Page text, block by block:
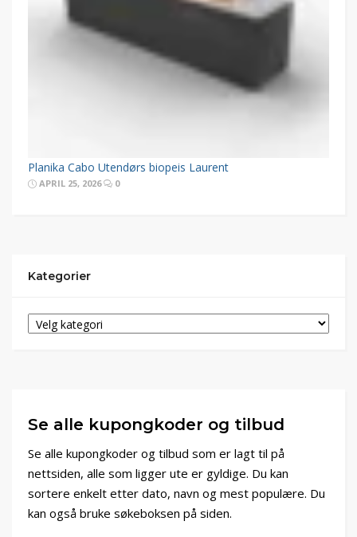
Planika Cabo Utendørs biopeis Laurent
APRIL 25, 2026 0
Kategorier
Se alle kupongkoder og tilbud
Se alle kupongkoder og tilbud som er lagt til på
nettsiden, alle som ligger ute er gyldige. Du kan
sortere enkelt etter dato, navn og mest populære. Du
kan også bruke søkeboksen på siden.